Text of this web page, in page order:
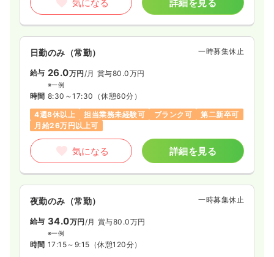
気になる 詳細を見る
日勤のみ（常勤） 一時募集休止
給与 26.0万円/月 賞与80.0万円
※一例
時間 8:30～17:30 （休憩60分）
4週8休以上
担当業務未経験可 ブランク可
第二新卒可
月給26万円以上可
気になる 詳細を見る
夜勤のみ（常勤） 一時募集休止
給与 34.0万円/月 賞与80.0万円
※一例
時間 17:15～9:15 （休憩120分）